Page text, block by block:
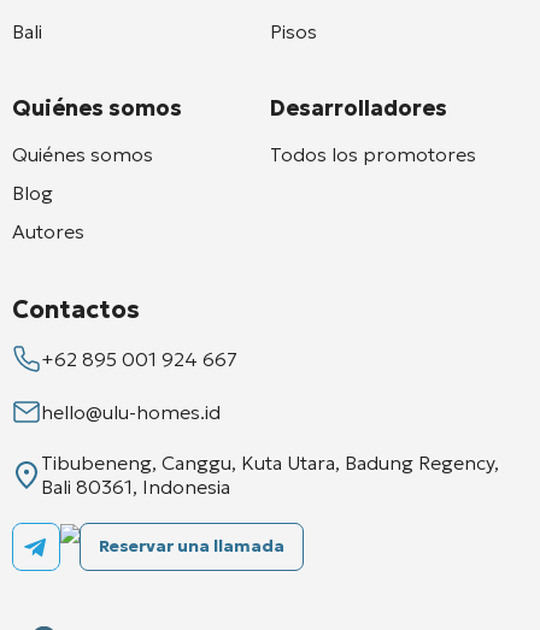
Bali
Quiénes somos
Quiénes somos
Blog
Autores
Pisos
Desarrolladores
Todos los promotores
Contactos
+62 895 001 924 667
hello@ulu-homes.id
Tibubeneng, Canggu, Kuta Utara, Badung Regency,
Bali 80361, Indonesia
Reservar una llamada